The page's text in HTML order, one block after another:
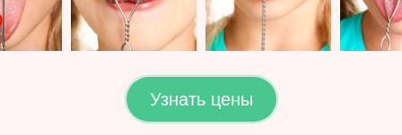
Узнать цены